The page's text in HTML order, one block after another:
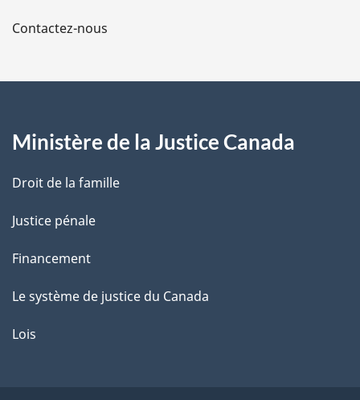
a
e
Contactez-nous
Ministère de la Justice Canada
Droit de la famille
Justice pénale
Financement
Le système de justice du Canada
Lois